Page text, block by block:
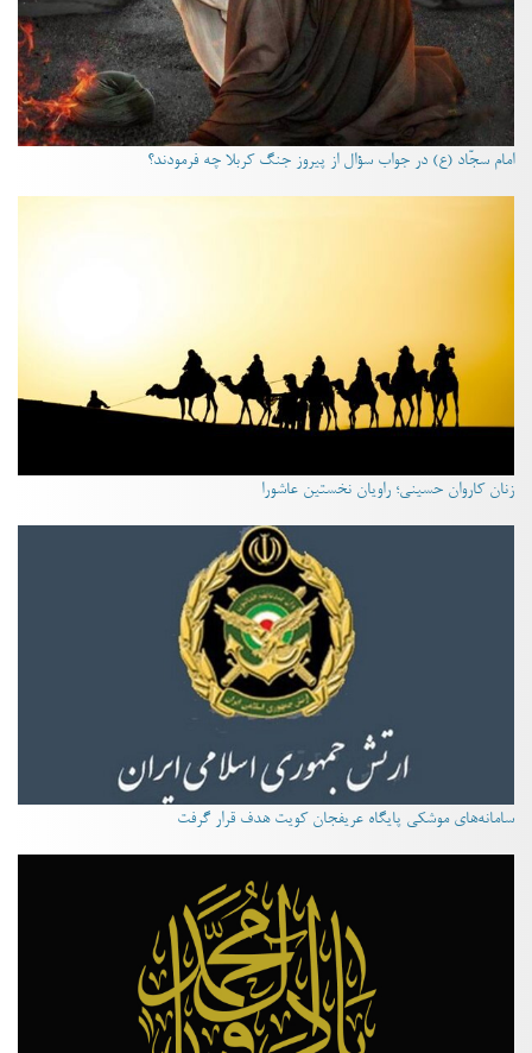
امام سجّاد (ع) در جواب سؤال از پیروز جنگ کربلا چه فرمودند؟
زنان کاروان حسینی؛ راویان نخستین عاشورا
سامانه‌های موشکی پایگاه عریفجان کویت هدف قرار گرفت